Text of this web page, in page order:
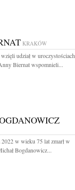
KRAKÓW
udział w uroczystościach
Biernat wspomnieli...
w wieku 75 lat zmarł w
Bogdanowicz...